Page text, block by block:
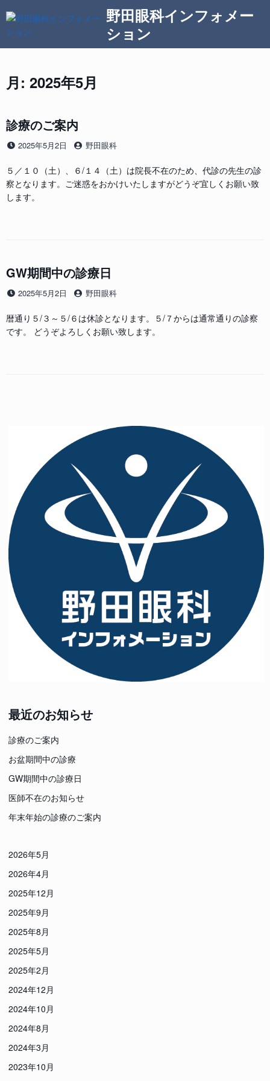
ン
テ
ン
ス
プ
野田眼科インフォメー
ション
月: 2025年5月
診療のご案内
投
日
2025年5月2日
投
者
野田眼科
５／１０（土）、６/１４（土）は院長不在のため、代診の先生の診
察となります。ご迷惑をおかけいたしますがどうぞ宜しくお願い致
します。
GW期間中の診療日
投
日
2025年5月2日
投
者
野田眼科
暦通り５/３～５/６は休診となります。５/７からは通常通りの診察
です。 どうぞよろしくお願い致します。
最近のお知らせ
診療のご案内
お盆期間中の診療
GW期間中の診療日
医師不在のお知らせ
年末年始の診療のご案内
2026年5月
2026年4月
2025年12月
2025年9月
2025年8月
2025年5月
2025年2月
2024年12月
2024年10月
2024年8月
2024年3月
2023年10月